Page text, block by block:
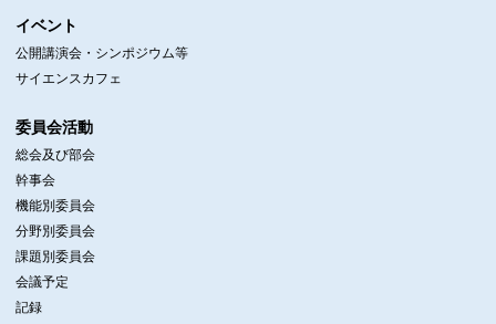
イベント
公開講演会・シンポジウム等
サイエンスカフェ
委員会活動
総会及び部会
幹事会
機能別委員会
分野別委員会
課題別委員会
会議予定
記録